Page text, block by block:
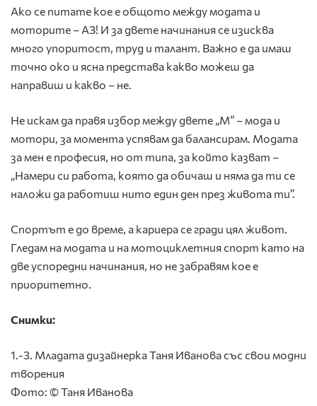
Ако се питате кое е общото между модата и
моторите – АЗ! И за двете начинания се изисква
много упоритост, труд и талант. Важно е да имаш
точно око и ясна представа какво можеш да
направиш и какво – не.
Не искам да правя избор между двете „М” – мода и
мотори, за момента успявам да балансирам. Модата
за мен е професия, но от типа, за който казват –
„Намери си работа, която да обичаш и няма да ти се
наложи да работиш нито един ден през живота ти”.
Спортът е до време, а кариера се гради цял живот.
Гледам на модата и на мотоциклетния спорт като на
две успоредни начинания, но не забравям кое е
приоритетно.
Снимки:
1.-3. Младата дизайнерка Таня Иванова със свои модни
творения
Фото: © Таня Иванова